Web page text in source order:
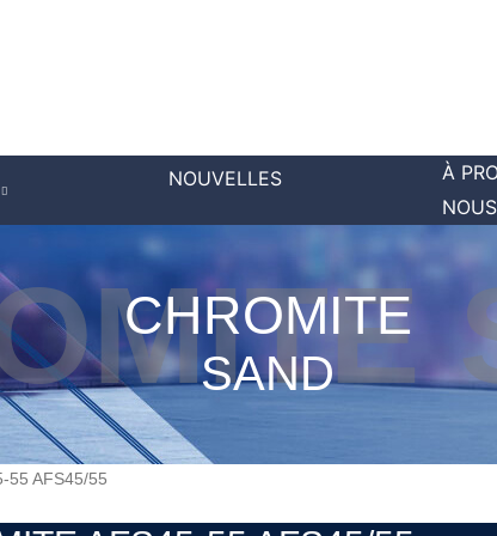
NOUVELLES
À
NOUS
CHROMITE
SAND
55 AFS45/55